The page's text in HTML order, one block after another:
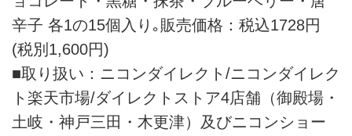
辛子 各1の15個入り｡販売価格：税込1728円
(税別1,600円)
■取り扱い：ニコンダイレクト/ニコンダイレク
ト楽天市場/ダイレクトストア4店舗（御殿場・
土岐・神戸三田・木更津）及びニコンショー